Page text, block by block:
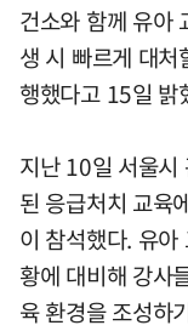
건소와 함께 유아
생 시 빠르게 대
행했다고 15일 밝
지난 10일 서울시
된 응급처치 교육
이 참석했다. 유
황에 대비해 강사
육 환경을 조성하